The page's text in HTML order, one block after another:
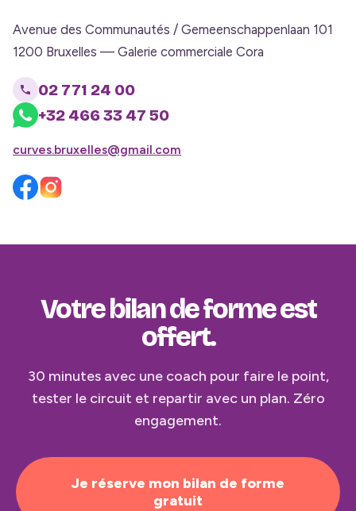
Avenue des Communautés / Gemeenschappenlaan 101
1200 Bruxelles — Galerie commerciale Cora
02 771 24 00
+32 466 33 47 50
curves.bruxelles@gmail.com
Votre bilan de forme est
offert.
30 minutes avec une coach pour faire le point,
tester le circuit et repartir avec un plan. Zéro
engagement.
Je réserve mon bilan de forme
gratuit